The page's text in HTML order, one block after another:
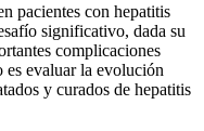
pacientes con hepatitis
significativo, dada su
complicaciones
es evaluar la evolución
y curados de hepatitis